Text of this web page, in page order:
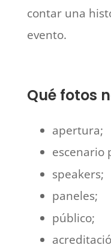
contar una
evento.
Qué fotos
apertura;
escenario
speakers;
paneles;
público;